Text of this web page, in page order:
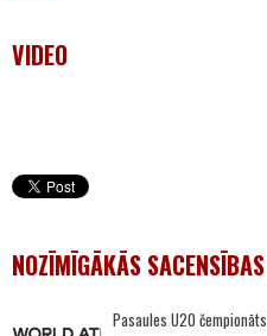
VIDEO
NOZĪMĪGĀKĀS SACENSĪBAS
Pasaules U20 čempionāts